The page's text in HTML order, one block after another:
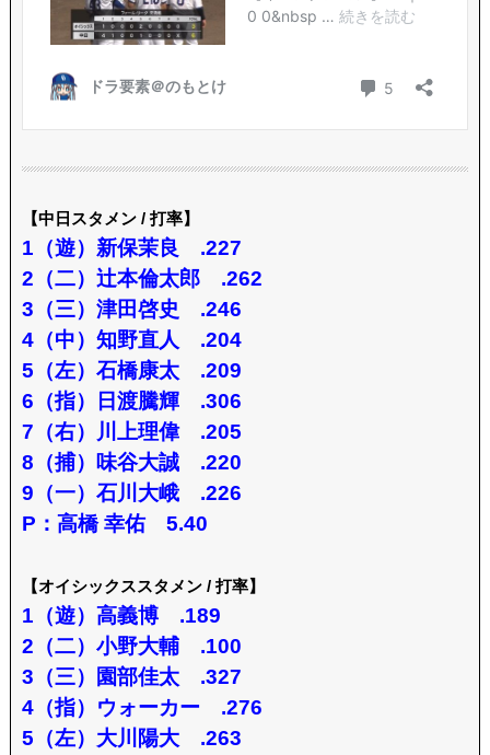
【中日スタメン / 打率】
1（遊）新保茉良 .227
2（二）辻本倫太郎 .262
3（三）津田啓史 .246
4（中）知野直人 .204
5（左）石橋康太 .209
6（指）日渡騰輝 .306
7（右）川上理偉 .205
8（捕）味谷大誠 .220
9（一）石川大峨 .226
P：高橋 幸佑 5.40
【オイシックススタメン / 打率】
1（遊）高義博 .189
2（二）小野大輔 .100
3（三）園部佳太 .327
4（指）ウォーカー .276
5（左）大川陽大 .263